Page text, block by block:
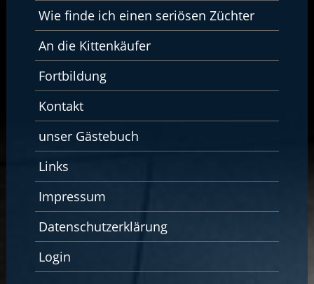
Wie finde ich einen seriösen Züchter
An die Kittenkäufer
Fortbildung
Kontakt
unser Gästebuch
Links
Impressum
Datenschutzerklärung
Login